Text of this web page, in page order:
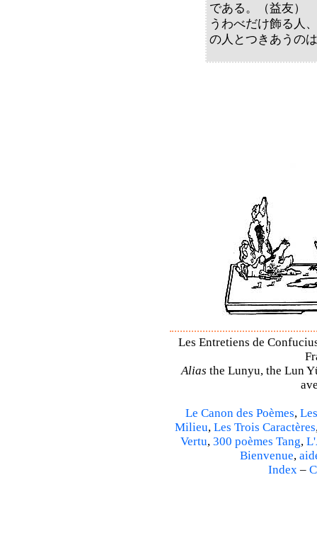
である。（益友）
うわべだけ飾る人
の人とつきあうの
Les Entretiens de
Alias the Lunyu, the Lun
Le Canon des Poèmes,
Milieu, Les Trois Caractères
Vertu, 300 poèmes Tang,
Bienvenue,
Index –